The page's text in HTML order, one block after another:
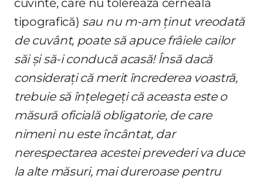
tipografică) sau nu m-am ținut vreodată
de cuvânt, poate să apuce frâiele cailor
săi și să-i conducă acasă! Însă dacă
considerați că merit încrederea voastră,
trebuie să înțelegeți că aceasta este o
măsură oficială obligatorie, de care
nimeni nu este încântat, dar
nerespectarea acestei prevederi va duce
la alte măsuri, mai dureroase pentru